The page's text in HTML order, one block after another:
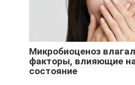
Микробиоценоз
факторы, влияющие
состояние